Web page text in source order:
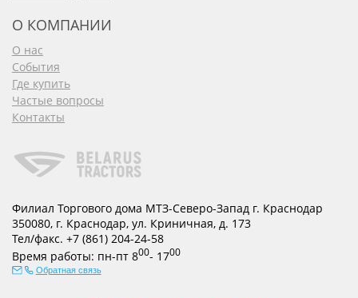
О КОМПАНИИ
О нас
События
Где купить
Частые вопросы
Контакты
Филиал Торгового дома МТЗ-Северо-Запад г. Краснодар
350080, г. Краснодар, ул. Криничная, д. 173
Тел/факс. +7 (861) 204-24-58
Время работы: пн-пт 800- 1700
Обратная связь